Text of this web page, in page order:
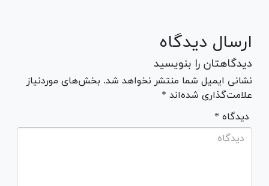
ارسال دیدگاه
دیدگاهتان را بنویسید
نشانی ایمیل شما منتشر نخواهد شد. بخش‌های موردنیاز
علامت‌گذاری شده‌اند *
* دیدگاه